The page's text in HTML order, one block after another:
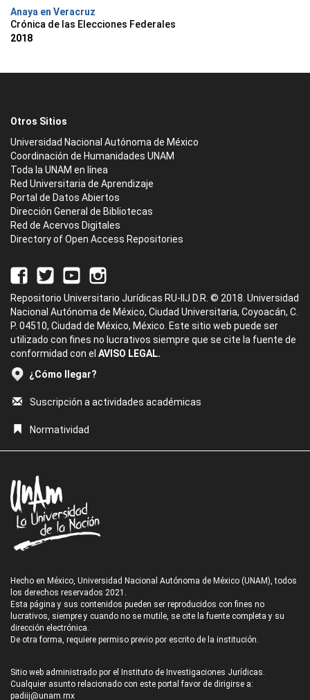
Anaya en Veracruz
Crónica de las Elecciones Federales
2018
Otros Sitios
Universidad Nacional Autónoma de México
Coordinación de Humanidades UNAM
Toda la UNAM en línea
Red Universitaria de Aprendizaje
Portal de Datos Abiertos
Dirección General de Bibliotecas
Red de Acervos Digitales
Directory of Open Access Repositories
Repositorio Universitario Jurídicas RU-IIJ D.R. © 2018. Universidad
Nacional Autónoma de México, Ciudad Universitaria, Coyoacán, C.
P. 04510, Ciudad de México, México. Este sitio web puede ser
utilizado con fines no lucrativos siempre que se cite la fuente de
conformidad con el AVISO LEGAL.
¿Cómo llegar?
Suscripción a actividades académicas
Normatividad
Hecho en México, Universidad Nacional Autónoma de México (UNAM), todos
los derechos reservados 2021.
Esta página y sus contenidos pueden ser reproducidos con fines no
lucrativos, siempre y cuando no se mutile, se cite la fuente completa y su
dirección electrónica.
De otra forma, requiere permiso previo por escrito de la institución.
Sitio web administrado por el Instituto de Investigaciones Jurídicas.
Cualquier asunto relacionado con este portal favor de dirigirse a:
padiij@unam.mx